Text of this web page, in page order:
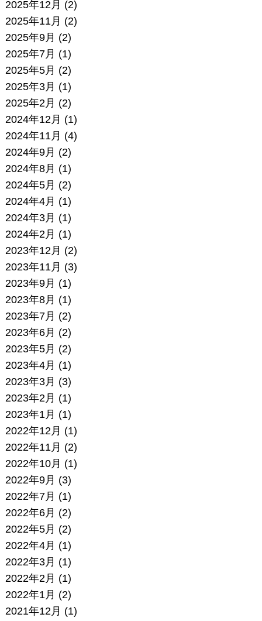
2025年12月 (2)
2025年11月 (2)
2025年9月 (2)
2025年7月 (1)
2025年5月 (2)
2025年3月 (1)
2025年2月 (2)
2024年12月 (1)
2024年11月 (4)
2024年9月 (2)
2024年8月 (1)
2024年5月 (2)
2024年4月 (1)
2024年3月 (1)
2024年2月 (1)
2023年12月 (2)
2023年11月 (3)
2023年9月 (1)
2023年8月 (1)
2023年7月 (2)
2023年6月 (2)
2023年5月 (2)
2023年4月 (1)
2023年3月 (3)
2023年2月 (1)
2023年1月 (1)
2022年12月 (1)
2022年11月 (2)
2022年10月 (1)
2022年9月 (3)
2022年7月 (1)
2022年6月 (2)
2022年5月 (2)
2022年4月 (1)
2022年3月 (1)
2022年2月 (1)
2022年1月 (2)
2021年12月 (1)